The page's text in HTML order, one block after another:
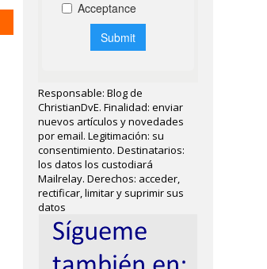
Responsable: Blog de
ChristianDvE. Finalidad: enviar
nuevos artículos y novedades
por email. Legitimación: su
consentimiento. Destinatarios:
los datos los custodiará
Mailrelay. Derechos: acceder,
rectificar, limitar y suprimir sus
datos